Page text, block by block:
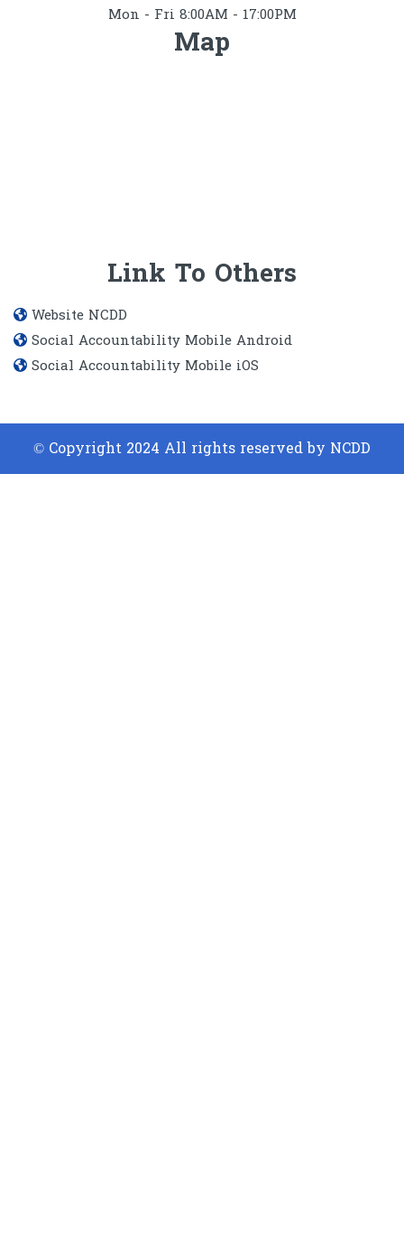
Mon - Fri 8:00AM - 17:00PM
Map
Link To Others
Website​ NCDD
Social Accountability Mobile Android
Social Accountability Mobile iOS
© Copyright 2024 All rights reserved by NCDD